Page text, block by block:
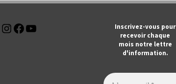
Instagram
Facebook
Inscrivez-vous pour
recevoir chaque
mois notre lettre
d'information.